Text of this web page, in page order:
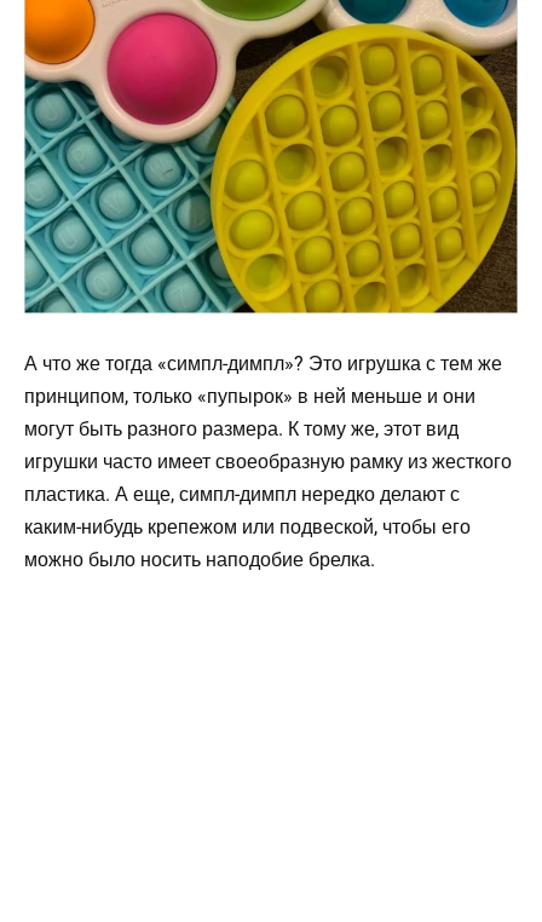
А что же тогда «симпл-димпл»? Это игрушка с тем же
принципом, только «пупырок» в ней меньше и они
могут быть разного размера. К тому же, этот вид
игрушки часто имеет своеобразную рамку из жесткого
пластика. А еще, симпл-димпл нередко делают с
каким-нибудь крепежом или подвеской, чтобы его
можно было носить наподобие брелка.